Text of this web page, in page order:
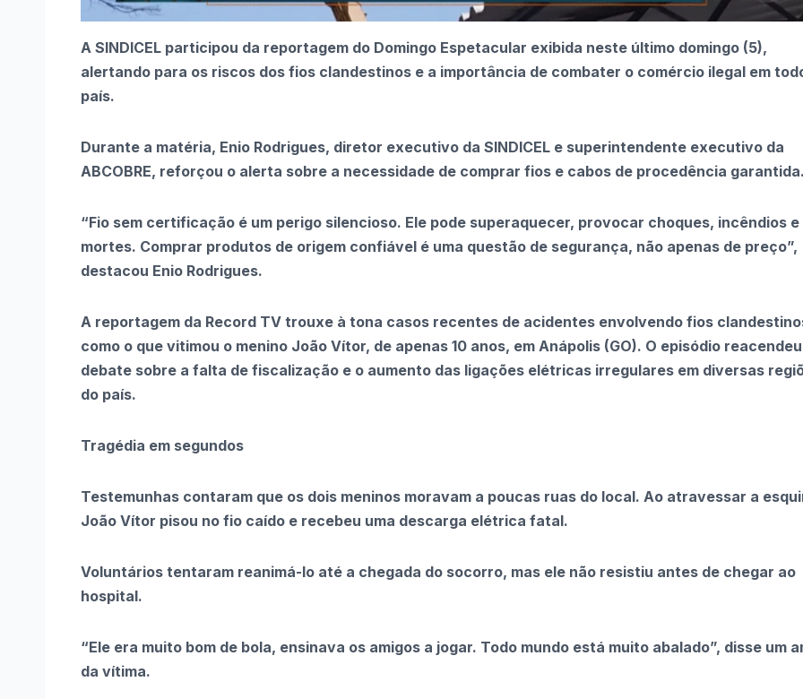
A SINDICEL participou da reportagem do Domingo Espetacular exibida neste último domingo (5),
alertando para os riscos dos fios clandestinos e a importância de combater o comércio ilegal em
país.
Durante a matéria, Enio Rodrigues, diretor executivo da SINDICEL e superintendente executivo da
ABCOBRE, reforçou o alerta sobre a necessidade de comprar fios e cabos de procedência
“Fio sem certificação é um perigo silencioso. Ele pode superaquecer, provocar choques, incêndios
mortes. Comprar produtos de origem confiável é uma questão de segurança, não apenas de preço”,
destacou Enio Rodrigues.
A reportagem da Record TV trouxe à tona casos recentes de acidentes envolvendo fios
como o que vitimou o menino João Vítor, de apenas 10 anos, em Anápolis (GO). O episódio
debate sobre a falta de fiscalização e o aumento das ligações elétricas irregulares em diversas
do país.
Tragédia em segundos
Testemunhas contaram que os dois meninos moravam a poucas ruas do local. Ao atravessar a
João Vítor pisou no fio caído e recebeu uma descarga elétrica fatal.
Voluntários tentaram reanimá-lo até a chegada do socorro, mas ele não resistiu antes de chegar ao
hospital.
“Ele era muito bom de bola, ensinava os amigos a jogar. Todo mundo está muito abalado”, disse um
da vítima.